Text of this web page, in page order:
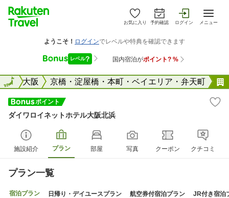
お気に入り 予約確認 ログイン メニュー
府 大阪 京橋・淀屋橋・本町・ベイエリア・弁天町
全国
ダイワロイネットホテル大阪北浜
施設紹介 プラン 部屋 写真 クーポン クチコミ
プラン一覧
宿泊プラン 日帰り・デイユースプラン 航空券付宿泊プラン JR付き宿泊